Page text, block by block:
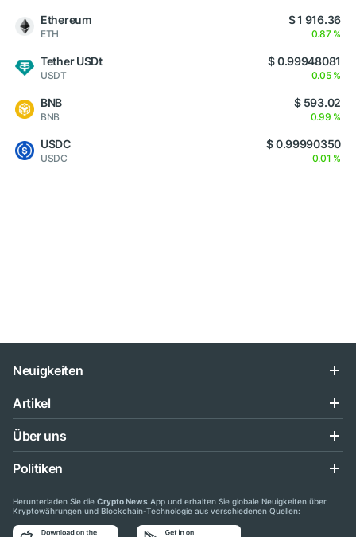
Ethereum
ETH
$ 1 916.36
0.87 %
Tether USDt
USDT
$ 0.99948081
0.05 %
BNB
BNB
$ 593.02
0.99 %
USDC
USDC
$ 0.99990350
0.01 %
Neuigkeiten
Artikel
Über uns
Politiken
Herunterladen Sie die Crypto News App und erhalten Sie globale Neuigkeiten über
Kryptowährungen und Blockchain-Technologie aus verschiedenen Quellen: